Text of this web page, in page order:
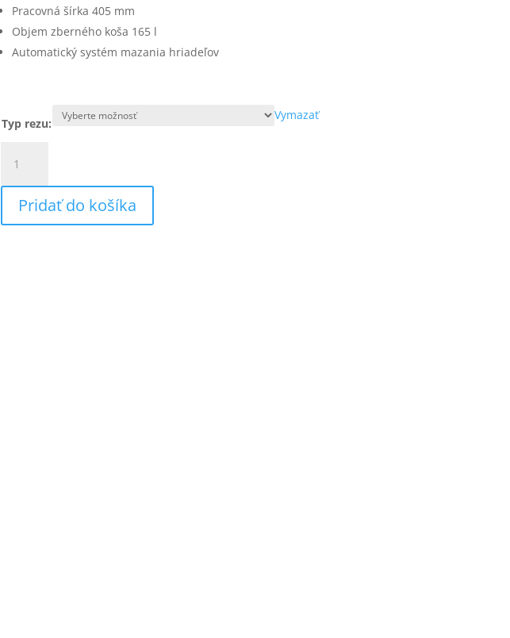
Pracovná šírka 405 mm
Objem zberného koša 165 l
Automatický systém mazania hriadeľov
Typ rezu:
Vymazať
IDEAL
4005
skartovač
Pridať do košíka